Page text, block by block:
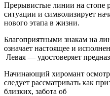
Прерывистые линии на стопе
ситуации и символизирует
нового этапа в жизни.
Благоприятными знакам на
означает настоящее и
Левая — удостоверяет
Начинающий хиромант осмотр
следует рассматривать как
близких, забота об